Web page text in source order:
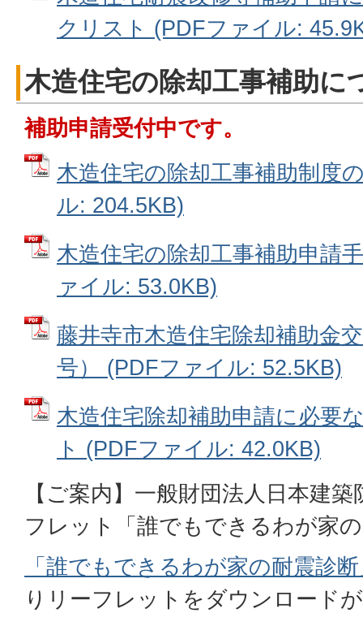
クリスト (PDFファイル:
木造住宅の除却工事補助に
補助申請受付中です。
木造住宅の除却工事補助制度
ル: 204.5KB)
木造住宅の除却工事補助申請
ァイル: 53.0KB)
藤井寺市木造住宅除却補助金
号） (PDFファイル: 52.5KB)
木造住宅除却補助申請に必要
ト (PDFファイル: 42.0KB)
【ご案内】一般財団法人日本建
フレット「誰でもできるわが家
「誰でもできるわが家の耐震診
りリーフレットをダウンロード